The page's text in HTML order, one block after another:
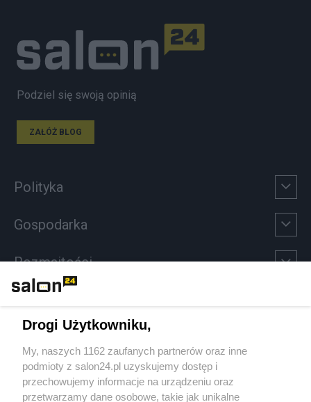
Podziel się swoją opinią
ZAŁÓŻ BLOG
Polityka
Gospodarka
Rozmaitości
Sport
Społeczeństwo
Drogi Użytkowniku,
My, naszych 1162 zaufanych partnerów oraz inne
podmioty z salon24.pl uzyskujemy dostęp i
przechowujemy informacje na urządzeniu oraz
przetwarzamy dane osobowe, takie jak unikalne